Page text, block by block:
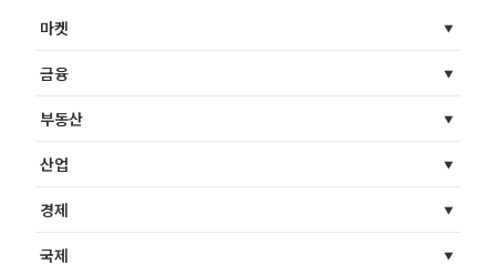
마켓
금융
부동산
산업
경제
국제